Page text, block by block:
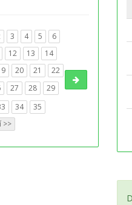
3 4 5
6
12 13
14
20 21
22
27 28
29
34
35
>>